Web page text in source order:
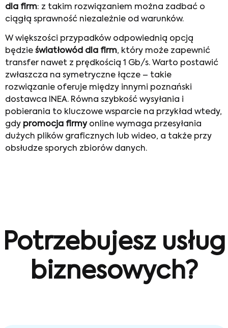
dla firm: z takim rozwiązaniem można zadbać o
ciągłą sprawność niezależnie od warunków.
W większości przypadków odpowiednią opcją
będzie światłowód dla firm, który może zapewnić
transfer nawet z prędkością 1 Gb/s. Warto postawić
zwłaszcza na symetryczne łącze – takie
rozwiązanie oferuje między innymi poznański
dostawca INEA. Równa szybkość wysyłania i
pobierania to kluczowe wsparcie na przykład wtedy,
gdy promocja firmyonline wymaga przesyłania
dużych plików graficznych lub wideo, a także przy
obsłudze sporych zbiorów danych.
Potrzebujesz usług
biznesowych?